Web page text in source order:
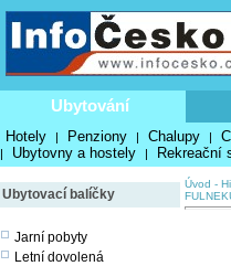
Ubytování
Hotely | Penziony | Chalupy |
| Ubytovny a hostely | Rekreační
Ubytovací balíčky
Jarní pobyty
Letní dovolená
Úvod -